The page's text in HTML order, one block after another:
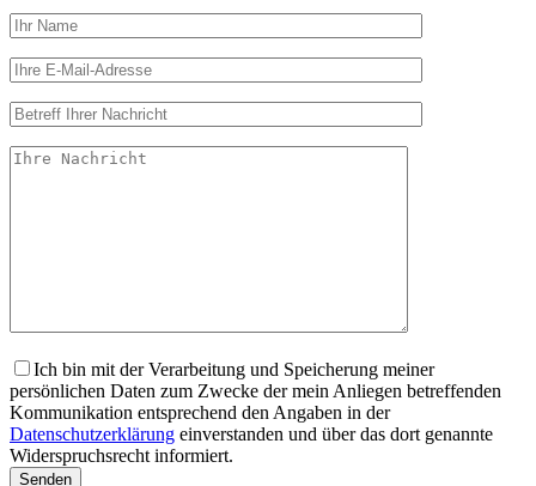
Ich bin mit der Verarbeitung und Speicherung meiner
persönlichen Daten zum Zwecke der mein Anliegen betreffenden
Kommunikation entsprechend den Angaben in der
Datenschutzerklärung einverstanden und über das dort genannte
Widerspruchsrecht informiert.